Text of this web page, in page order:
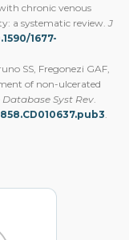
chronic venous
a systematic review J
1677-
SS, Fregonezi GAF,
of non-ulcerated
Syst Rev